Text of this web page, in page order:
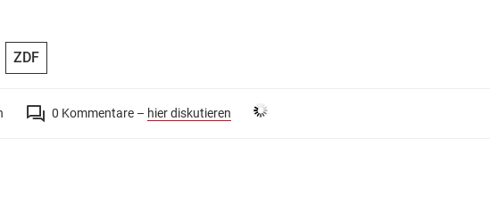
ZDF
0 Kommentare – hier diskutieren